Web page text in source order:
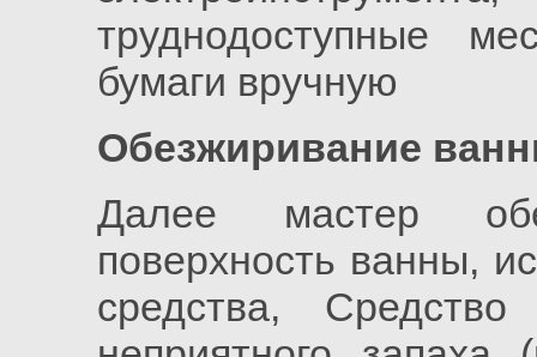
труднодоступные
бумаги вручную
Обезжиривание
Далее мастер
поверхность ванны,
средства,